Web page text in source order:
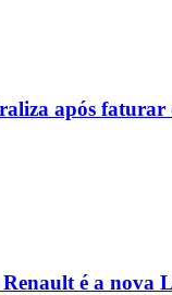
após
é a nova